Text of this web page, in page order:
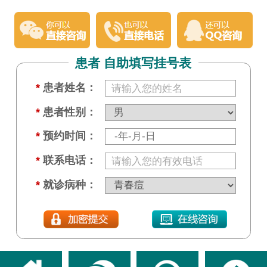
患者 自助填写挂号表
* 患者姓名：
* 患者性别：
* 预约时间：
* 联系电话：
* 就诊病种：